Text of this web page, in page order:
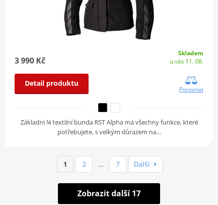
3 990 Kč
Skladem
u vás 11. 08.
Detail produktu
Porovnat
Základní ¾ textilní bunda RST Alpha má všechny funkce, které
potřebujete, s velkým důrazem na…
1 2 … 7 Další
Zobrazit další 17